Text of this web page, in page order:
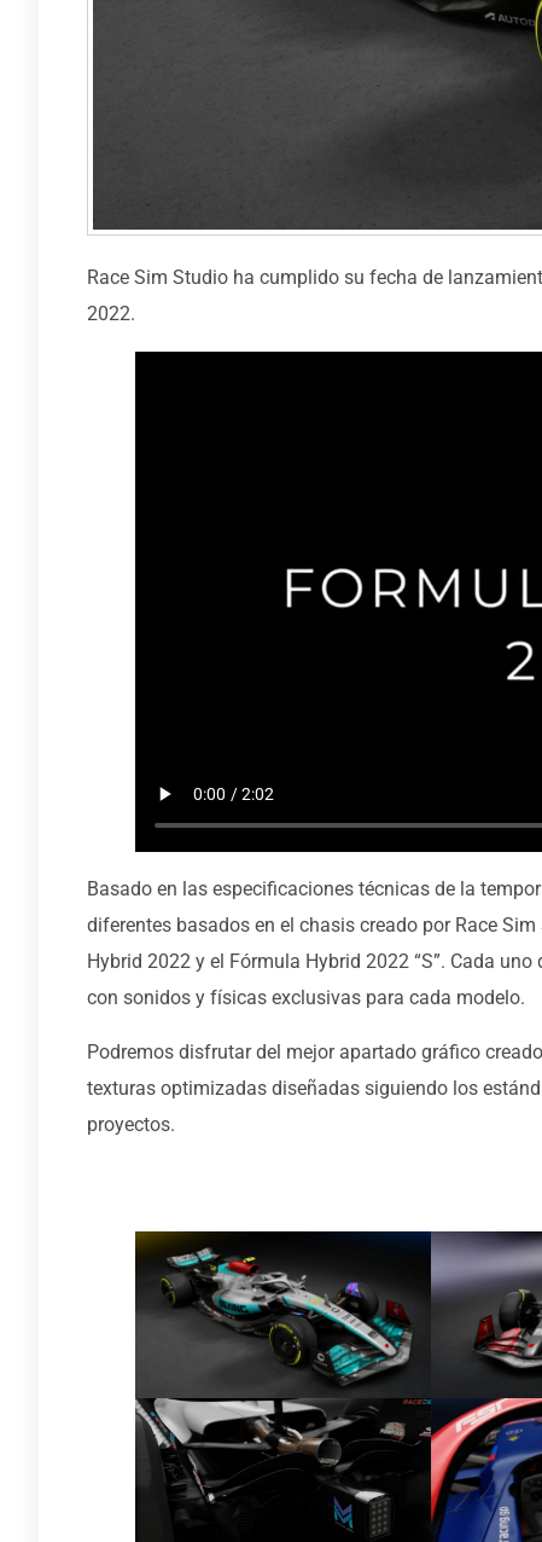
Race Sim Studio ha cumplido su fecha de
2022.
Basado en las especificaciones técnicas de la
diferentes basados en el chasis creado por Race
Hybrid 2022 y el Fórmula Hybrid 2022 “S”. Cada
con sonidos y físicas exclusivas para cada modelo.
Podremos disfrutar del mejor apartado gráfico
texturas optimizadas diseñadas siguiendo los
proyectos.